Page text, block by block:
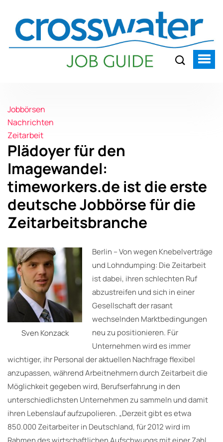
Jobbörsen
Nachrichten
Zeitarbeit
Plädoyer für den
Imagewandel:
timeworkers.de ist die erste
deutsche Jobbörse für die
Zeitarbeitsbranche
Sven Konzack
Berlin – Von wegen Knebelverträge
und Lohndumping: Die Zeitarbeit
ist dabei, ihren schlechten Ruf
abzustreifen und sich in einer
Gesellschaft der rasant
wechselnden Marktbedingungen
neu zu positionieren. Für
Unternehmen wird es immer
wichtiger, ihr Personal der aktuellen Nachfrage flexibel
anzupassen, während Arbeitnehmern durch Zeitarbeit die
Möglichkeit gegeben wird, Berufserfahrung in den
unterschiedlichsten Unternehmen zu sammeln und damit
ihren Lebenslauf aufzupolieren. „Derzeit gibt es etwa
850.000 Zeitarbeiter in Deutschland, für 2012 wird im